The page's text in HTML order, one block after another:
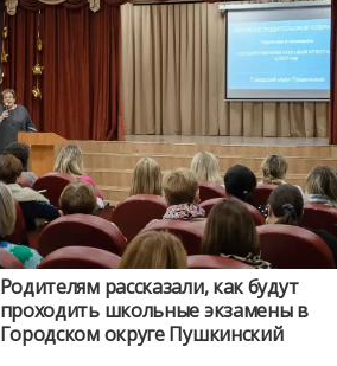
Родителям рассказали, как будут
проходить школьные экзамены в
Городском округе Пушкинский